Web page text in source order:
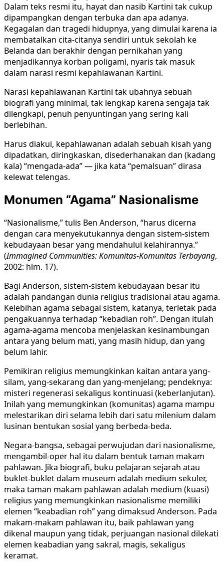
Dalam teks resmi itu, hayat dan nasib Kartini tak cukup
dipampangkan dengan terbuka dan apa adanya.
Kegagalan dan tragedi hidupnya, yang dimulai karena ia
membatalkan cita-citanya sendiri untuk sekolah ke
Belanda dan berakhir dengan pernikahan yang
menjadikannya korban poligami, nyaris tak masuk
dalam narasi resmi kepahlawanan Kartini.
Narasi kepahlawanan Kartini tak ubahnya sebuah
biografi yang minimal, tak lengkap karena sengaja tak
dilengkapi, penuh penyuntingan yang sering kali
berlebihan.
Harus diakui, kepahlawanan adalah sebuah kisah yang
dipadatkan, diringkaskan, disederhanakan dan (kadang
kala) “mengada-ada” — jika kata “pemalsuan” dirasa
kelewat telengas.
Monumen “Agama” Nasionalisme
“Nasionalisme,” tulis Ben Anderson, “harus dicerna
dengan cara menyekutukannya dengan sistem-sistem
kebudayaan besar yang mendahului kelahirannya.”
(Immagined Communities: Komunitas-Komunitas Terbayang,
2002: hlm. 17).
Bagi Anderson, sistem-sistem kebudayaan besar itu
adalah pandangan dunia religius tradisional atau agama.
Kelebihan agama sebagai sistem, katanya, terletak pada
pengakuannya terhadap “kebadian roh”. Dengan itulah
agama-agama mencoba menjelaskan kesinambungan
antara yang belum mati, yang masih hidup, dan yang
belum lahir.
Pemikiran religius memungkinkan kaitan antara yang-
silam, yang-sekarang dan yang-menjelang; pendeknya:
misteri regenerasi sekaligus kontinuasi (keberlanjutan).
Inilah yang memungkinkan (komunitas) agama mampu
melestarikan diri selama lebih dari satu milenium dalam
lusinan bentukan sosial yang berbeda-beda.
Negara-bangsa, sebagai perwujudan dari nasionalisme,
mengambil-oper hal itu dalam bentuk taman makam
pahlawan. Jika biografi, buku pelajaran sejarah atau
buklet-buklet dalam museum adalah medium sekuler,
maka taman makam pahlawan adalah medium (kuasi)
religius yang memungkinkan nasionalisme memiliki
elemen “keabadian roh” yang dimaksud Anderson. Pada
makam-makam pahlawan itu, baik pahlawan yang
dikenal maupun yang tidak, perjuangan nasional dilekati
elemen keabadian yang sakral, magis, sekaligus
keramat.